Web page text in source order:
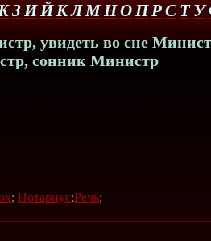
З ИЙКЛМНОПРС Т У
увидеть во сне
сонник Министр
; Нотариус;Речь;